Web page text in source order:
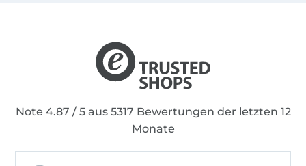
Note 4.87 / 5 aus 5317 Bewertungen der letzten 12
Monate